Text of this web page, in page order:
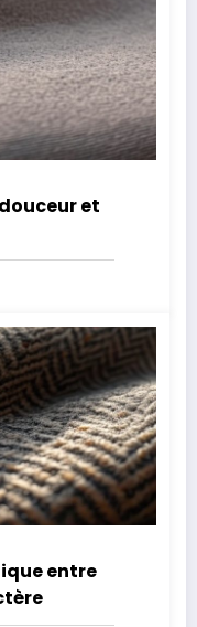
et
entre